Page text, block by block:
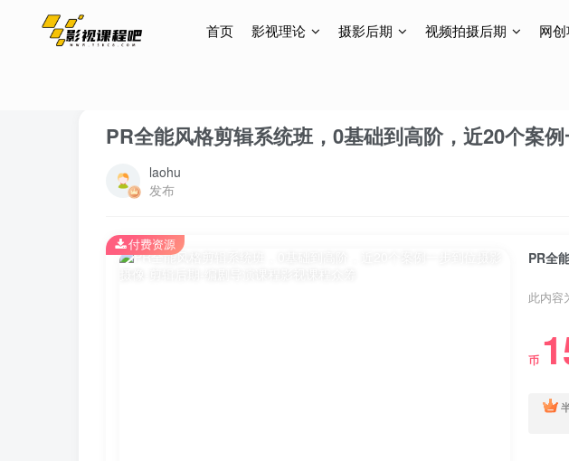
首页 影视理论 摄影后期 视频拍摄后期 网创
PR全能风格剪辑系统班，0基础到高阶，近20个案
laohu
发布
PR全
此内容
币
付费资源